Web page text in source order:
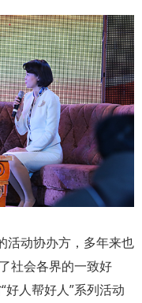
动协办方，多年来也
社会各界的一致好
人帮好人”系列活动